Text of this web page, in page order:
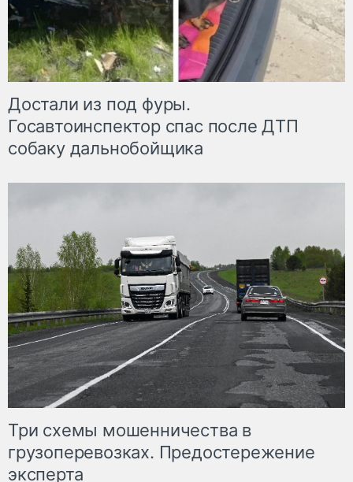
Достали из под фуры.
Госавтоинспектор спас после ДТП
собаку дальнобойщика
Три схемы мошенничества в
грузоперевозках. Предостережение
эксперта